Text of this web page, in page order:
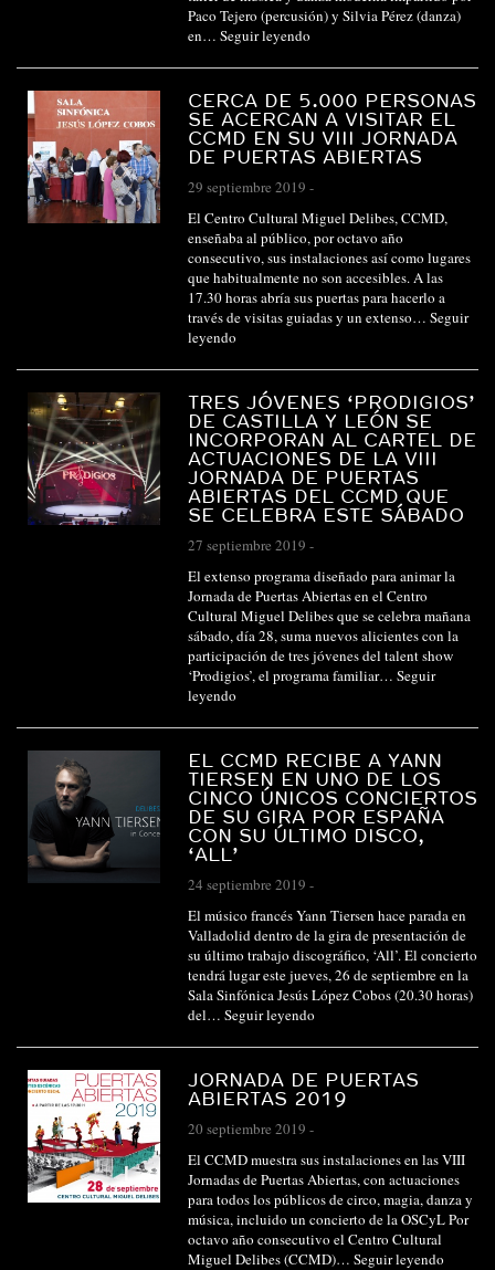
Paco Tejero (percusión) y Silvia Pérez (danza)
en… Seguir leyendo
CERCA DE 5.000 PERSONAS
SE ACERCAN A VISITAR EL
CCMD EN SU VIII JORNADA
DE PUERTAS ABIERTAS
29 septiembre 2019 -
El Centro Cultural Miguel Delibes, CCMD,
enseñaba al público, por octavo año
consecutivo, sus instalaciones así como lugares
que habitualmente no son accesibles. A las
17.30 horas abría sus puertas para hacerlo a
través de visitas guiadas y un extenso… Seguir
leyendo
TRES JÓVENES ‘PRODIGIOS’
DE CASTILLA Y LEÓN SE
INCORPORAN AL CARTEL DE
ACTUACIONES DE LA VIII
JORNADA DE PUERTAS
ABIERTAS DEL CCMD QUE
SE CELEBRA ESTE SÁBADO
27 septiembre 2019 -
El extenso programa diseñado para animar la
Jornada de Puertas Abiertas en el Centro
Cultural Miguel Delibes que se celebra mañana
sábado, día 28, suma nuevos alicientes con la
participación de tres jóvenes del talent show
‘Prodigios’, el programa familiar… Seguir
leyendo
EL CCMD RECIBE A YANN
TIERSEN EN UNO DE LOS
CINCO ÚNICOS CONCIERTOS
DE SU GIRA POR ESPAÑA
CON SU ÚLTIMO DISCO,
‘ALL’
24 septiembre 2019 -
El músico francés Yann Tiersen hace parada en
Valladolid dentro de la gira de presentación de
su último trabajo discográfico, ‘All’. El concierto
tendrá lugar este jueves, 26 de septiembre en la
Sala Sinfónica Jesús López Cobos (20.30 horas)
del… Seguir leyendo
JORNADA DE PUERTAS
ABIERTAS 2019
20 septiembre 2019 -
El CCMD muestra sus instalaciones en las VIII
Jornadas de Puertas Abiertas, con actuaciones
para todos los públicos de circo, magia, danza y
música, incluido un concierto de la OSCyL Por
octavo año consecutivo el Centro Cultural
Miguel Delibes (CCMD)… Seguir leyendo